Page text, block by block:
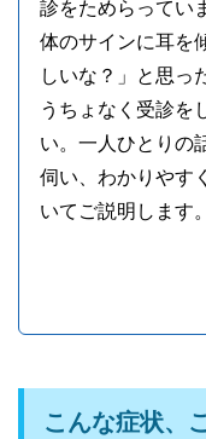
診をためらってい
体のサインに耳を
しいな？」と思っ
うちょなく受診を
い。一人ひとりの
伺い、わかりやす
いてご説明します。
こんな症状、